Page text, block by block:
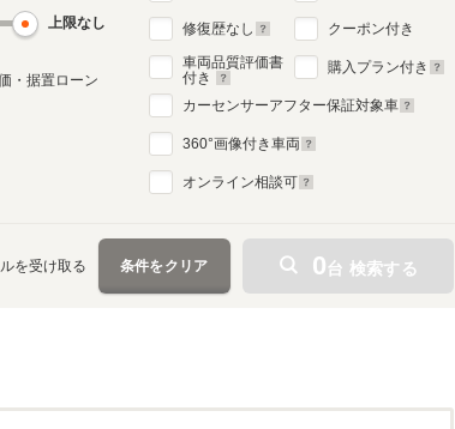
上限なし
・据置ローン
修復歴なし
車両品質評価書
付き
クーポン付き
購入プラン付き
カーセンサーアフター保証対象車
360°画像付き車両
オンライン相談可
を受け取る 条件をクリア 0台 検索する